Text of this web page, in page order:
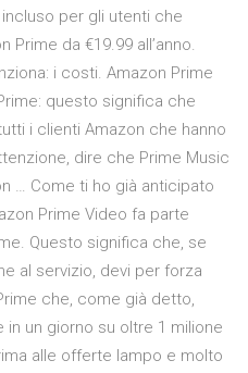
per gli utenti che
Prime da €19.99 all’anno.
i costi. Amazon Prime
questo significa che
i clienti Amazon che hanno
dire che Prime Music
… Come ti ho già anticipato
Prime Video fa parte
Questo significa che, se
al servizio, devi per forza
che, come già detto,
un giorno su oltre 1 milione
alle offerte lampo e molto